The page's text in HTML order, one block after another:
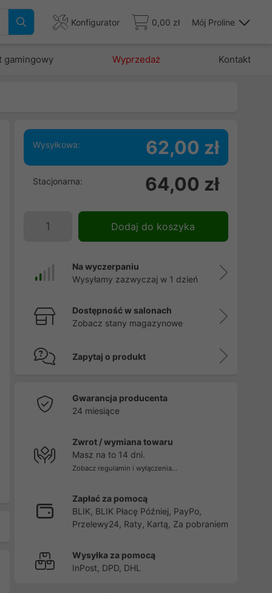
Konfigurator 0,00 zł Mój Proline
gamingowy Wyprzedaż Kontakt
Wysyłkowa: 62,00 zł
Stacjonarna: 64,00 zł
Dodaj do koszyka
Na wyczerpaniu
Wysyłamy zazwyczaj w 1 dzień
Dostępność w salonach
Zobacz stany magazynowe
Zapytaj o produkt
Gwarancja producenta
24 miesiące
Zwrot / wymiana towaru
Masz na to 14 dni.
Zobacz regulamin i wyłączenia...
Zapłać za pomocą
BLIK, BLIK Płacę Później, PayPo,
Przelewy24, Raty, Kartą, Za pobraniem
Wysyłka za pomocą
InPost, DPD, DHL